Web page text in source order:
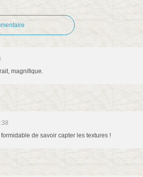
magnifique.
de savoir capter les textures !